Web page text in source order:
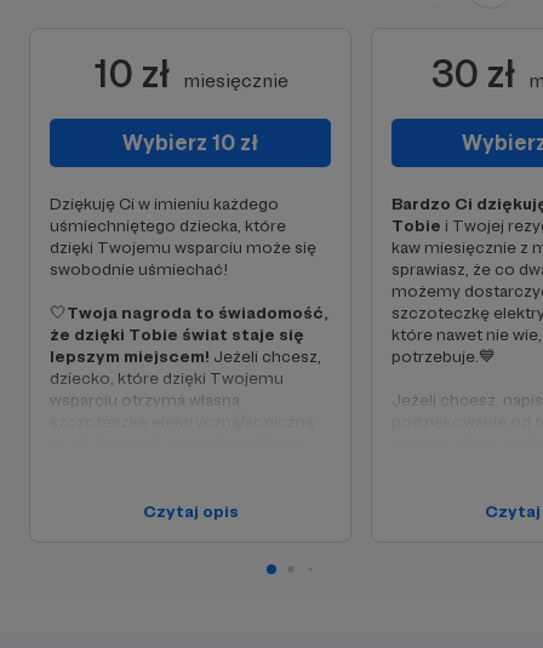
10 zł miesięcznie
Wybierz 10 zł
Dziękuję Ci w imieniu każdego
uśmiechniętego dziecka, które
dzięki Twojemu wsparciu może się
swobodnie uśmiechać!
🤍Twoja nagroda to świadomość,
że dzięki Tobie świat staje się
lepszym miejscem! Jeżeli chcesz,
dziecko, które dzięki Twojemu
wsparciu otrzyma własną
Czytaj opis
30 zł
Bardzo Ci
Tobie i Twojej
kaw miesięcznie z
sprawiasz, że co
możemy
szczoteczkę
które nawet nie
potrzebuje.💙
Jeżeli chcesz,